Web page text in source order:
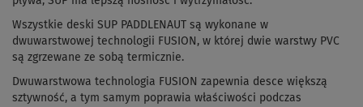
Wszystkie deski SUP PADDLENAUT są wykonane w
dwuwarstwowej technologii FUSION, w której dwie warstwy PVC
są zgrzewane ze sobą termicznie.
Dwuwarstwowa technologia FUSION zapewnia desce większą
sztywność, a tym samym poprawia właściwości podczas